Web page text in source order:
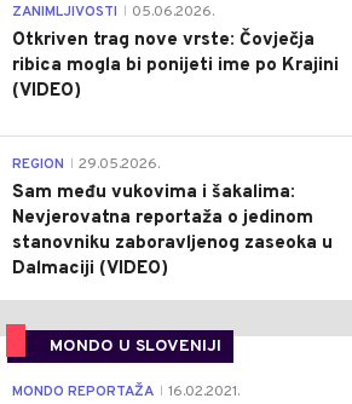
ZANIMLJIVOSTI 05.06.2026.
Otkriven trag nove vrste: Čovječja
ribica mogla bi ponijeti ime po Krajini
(VIDEO)
REGION 29.05.2026.
Sam među vukovima i šakalima:
Nevjerovatna reportaža o jedinom
stanovniku zaboravljenog zaseoka u
Dalmaciji (VIDEO)
MONDO U SLOVENIJI
MONDO REPORTAŽA 16.02.2021.